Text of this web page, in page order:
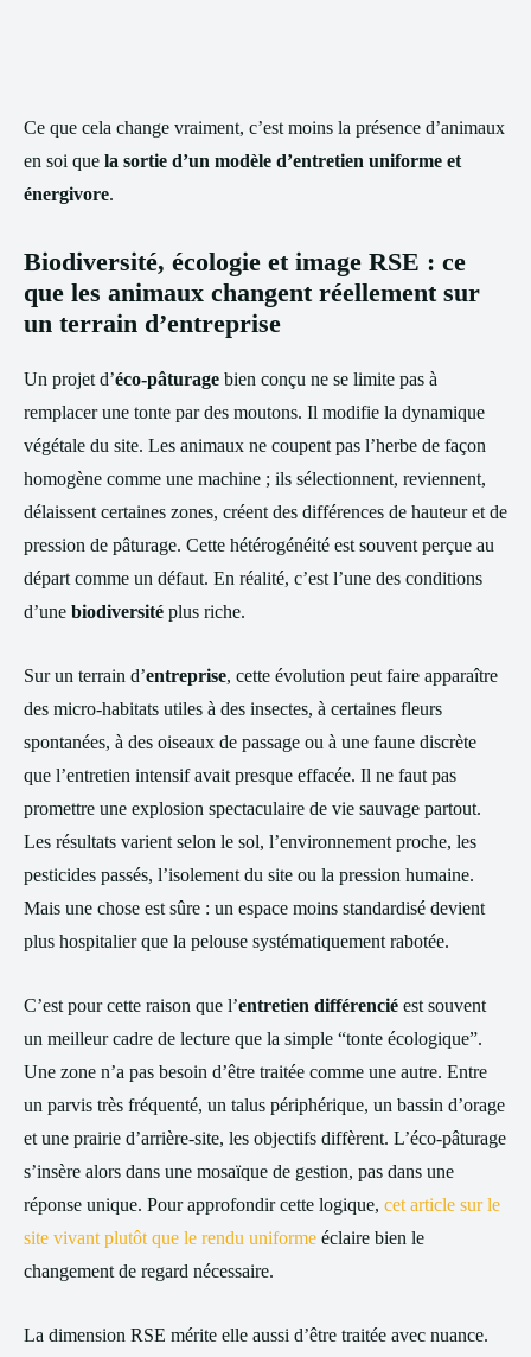
Ce que cela change vraiment, c’est moins la présence d’animaux
en soi que la sortie d’un modèle d’entretien uniforme et
énergivore.
Biodiversité, écologie et image RSE : ce
que les animaux changent réellement sur
un terrain d’entreprise
Un projet d’éco-pâturage bien conçu ne se limite pas à
remplacer une tonte par des moutons. Il modifie la dynamique
végétale du site. Les animaux ne coupent pas l’herbe de façon
homogène comme une machine ; ils sélectionnent, reviennent,
délaissent certaines zones, créent des différences de hauteur et de
pression de pâturage. Cette hétérogénéité est souvent perçue au
départ comme un défaut. En réalité, c’est l’une des conditions
d’une biodiversité plus riche.
Sur un terrain d’entreprise, cette évolution peut faire apparaître
des micro-habitats utiles à des insectes, à certaines fleurs
spontanées, à des oiseaux de passage ou à une faune discrète
que l’entretien intensif avait presque effacée. Il ne faut pas
promettre une explosion spectaculaire de vie sauvage partout.
Les résultats varient selon le sol, l’environnement proche, les
pesticides passés, l’isolement du site ou la pression humaine.
Mais une chose est sûre : un espace moins standardisé devient
plus hospitalier que la pelouse systématiquement rabotée.
C’est pour cette raison que l’entretien différencié est souvent
un meilleur cadre de lecture que la simple “tonte écologique”.
Une zone n’a pas besoin d’être traitée comme une autre. Entre
un parvis très fréquenté, un talus périphérique, un bassin d’orage
et une prairie d’arrière-site, les objectifs diffèrent. L’éco-pâturage
s’insère alors dans une mosaïque de gestion, pas dans une
réponse unique. Pour approfondir cette logique, cet article sur le
site vivant plutôt que le rendu uniforme éclaire bien le
changement de regard nécessaire.
La dimension RSE mérite elle aussi d’être traitée avec nuance.